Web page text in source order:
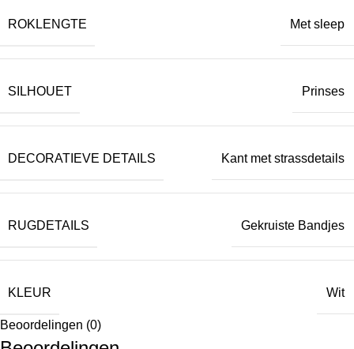
ROKLENGTE Met sleep
SILHOUET Prinses
DECORATIEVE DETAILS Kant met strassdetails
RUGDETAILS Gekruiste Bandjes
KLEUR Wit
Beoordelingen (0)